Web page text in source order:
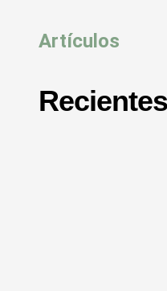
Artículos
Recientes